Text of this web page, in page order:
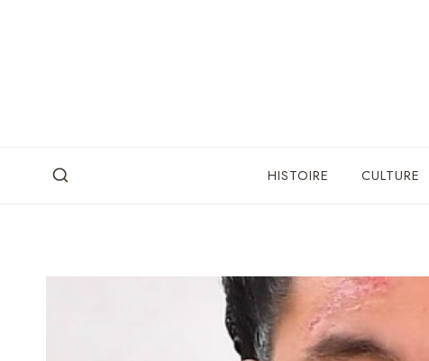
HISTOIRE CULTURE